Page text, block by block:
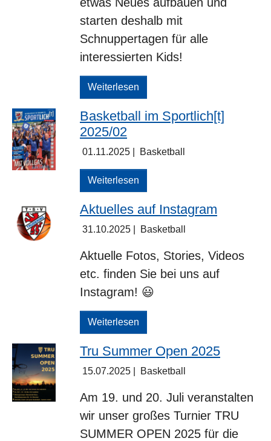
starten deshalb mit
Schnuppertagen für alle
interessierten Kids!
Weiterlesen
Basketball im Sportlich[t]
2025/02
01.11.2025 Basketball
Weiterlesen
Aktuelles auf Instagram
31.10.2025 Basketball
Aktuelle Fotos, Stories, Videos
etc. finden Sie bei uns auf
Instagram! 😃
Weiterlesen
Tru Summer Open 2025
15.07.2025 Basketball
Am 19. und 20. Juli veranstalten
wir unser großes Turnier TRU
SUMMER OPEN 2025 für die